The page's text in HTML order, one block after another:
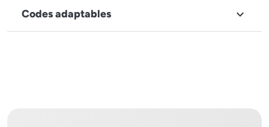
Codes adaptables 